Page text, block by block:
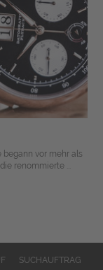
begann vor mehr als
renommierte ...
SUCHAUFTRAG